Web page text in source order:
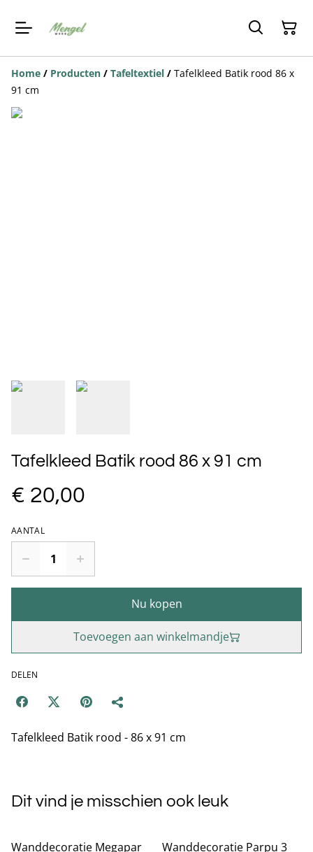
Home / Producten / Tafeltextiel / Tafelkleed Batik rood 86 x
91 cm
Tafelkleed Batik rood 86 x 91 cm
€ 20,00
AANTAL
Nu kopen
Toevoegen aan winkelmandje
DELEN
Tafelkleed Batik rood - 86 x 91 cm
Dit vind je misschien ook leuk
Wanddecoratie Megapar
Wanddecoratie Parpu 3